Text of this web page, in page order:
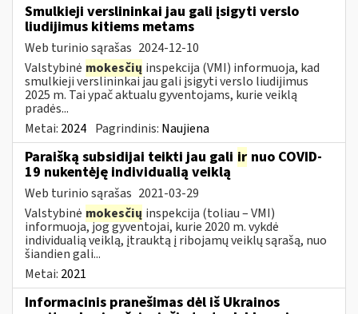
Smulkieji verslininkai jau gali įsigyti verslo
liudijimus kitiems metams
Web turinio sąrašas 2024-12-10
Valstybinė mokesčių inspekcija (VMI) informuoja, kad
smulkieji verslininkai jau gali įsigyti verslo liudijimus
2025 m. Tai ypač aktualu gyventojams, kurie veiklą
pradės...
Metai: 2024 Pagrindinis: Naujiena
Paraišką subsidijai teikti jau gali ir nuo COVID-
19 nukentėję individualią veiklą
Web turinio sąrašas 2021-03-29
Valstybinė mokesčių inspekcija (toliau – VMI)
informuoja, jog gyventojai, kurie 2020 m. vykdė
individualią veiklą, įtrauktą į ribojamų veiklų sąrašą, nuo
šiandien gali...
Metai: 2021
Informacinis pranešimas dėl iš Ukrainos